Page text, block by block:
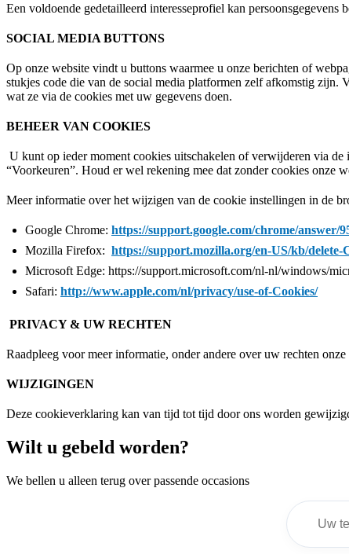
Een voldoende gedetailleerd interesseprofiel kan persoonsgegevens
SOCIAL MEDIA BUTTONS
Op onze website vindt u buttons waarmee u onze berichten of
stukjes code die van de social media platformen zelf afkomstig zijn.
wat ze via de cookies met uw gegevens doen.
BEHEER VAN COOKIES
U kunt op ieder moment cookies uitschakelen of verwijderen via
“Voorkeuren”. Houd er wel rekening mee dat zonder cookies onze
Meer informatie over het wijzigen van de cookie instellingen in de
Google Chrome: https://support.google.com/chrome/answer/
Mozilla Firefox: https://support.mozilla.org/en-US/kb/delete-
Microsoft Edge: https://support.microsoft.com/nl-nl/windows/
Safari: http://www.apple.com/nl/privacy/use-of-Cookies/
PRIVACY & UW RECHTEN
Raadpleeg voor meer informatie, onder andere over uw rechten
WIJZIGINGEN
Deze cookieverklaring kan van tijd tot tijd door ons worden
Wilt u gebeld worden?
We bellen u alleen terug over passende occasions